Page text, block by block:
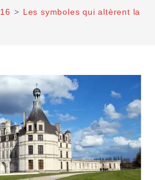
16 > Les symboles qui altèrent la